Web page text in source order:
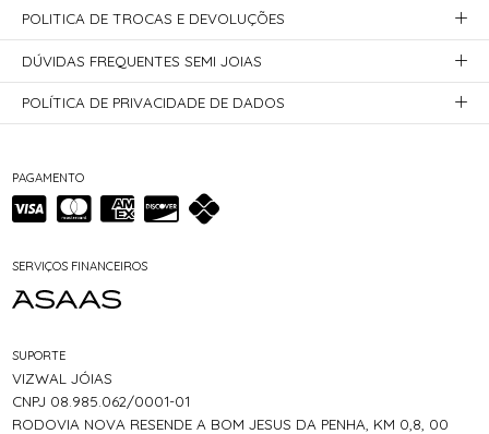
PAGAMENTO
SERVIÇOS FINANCEIROS
SUPORTE
VIZWAL JÓIAS
CNPJ 08.985.062/0001-01
RODOVIA NOVA RESENDE A BOM JESUS DA PENHA, KM 0,8, 00
POLITICA DE TROCAS E DEVOLUÇÕES
DÚVIDAS FREQUENTES SEMI JOIAS
POLÍTICA DE PRIVACIDADE DE DADOS